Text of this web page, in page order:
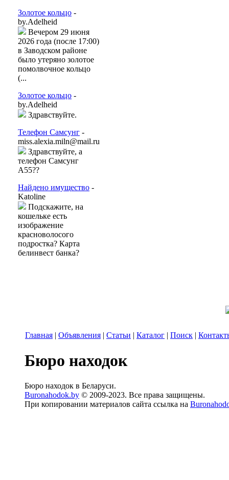
Золотое кольцо -
by.Adelheid
Вечером 29 июня
2026 года (после 17:00)
в Заводском районе
было утеряно золотое
помолвочное кольцо
(...
Золотое кольцо -
by.Adelheid
Здравствуйте.
Телефон Самсунг -
miss.alexia.miln@mail.ru
Здравствуйте, а
телефон Самсунг
А55??
Найдено имущество -
Katoline
Подскажите, на
кошельке есть
изображение
красноволосого
подростка? Карта
белинвест банка?
Главная | Объявления | Статьи | Каталог | Поиск |
Бюро находок
Бюро находок в Беларуси.
Buronahodok.by © 2009-2023. Все права защищены.
При копировании материалов сайта ссылка на